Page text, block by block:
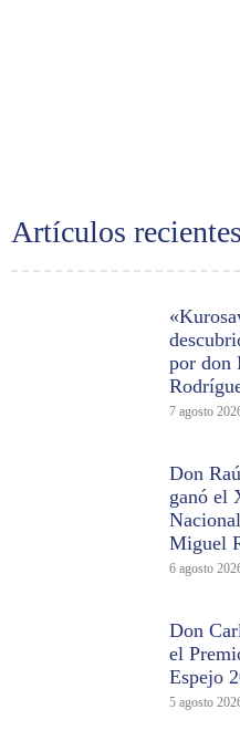
Artículos recientes
por don
7 agosto
Don
ganó el
Miguel
6 agosto
Don
el
Espejo
5 agosto